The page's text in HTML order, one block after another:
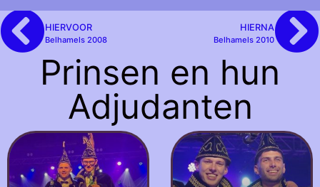
HIERVOOR
Belhamels 2008
HIERNA
Belhamels 2010
Prinsen en hun
Adjudanten